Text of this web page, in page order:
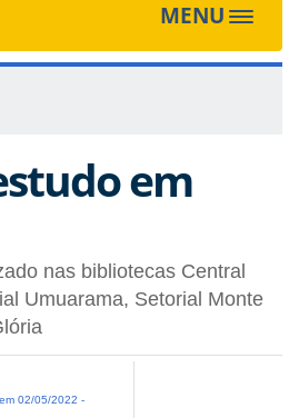
MENU Toggle
em
nas bibliotecas Central
Umuarama, Setorial Monte
02/05/2022 -